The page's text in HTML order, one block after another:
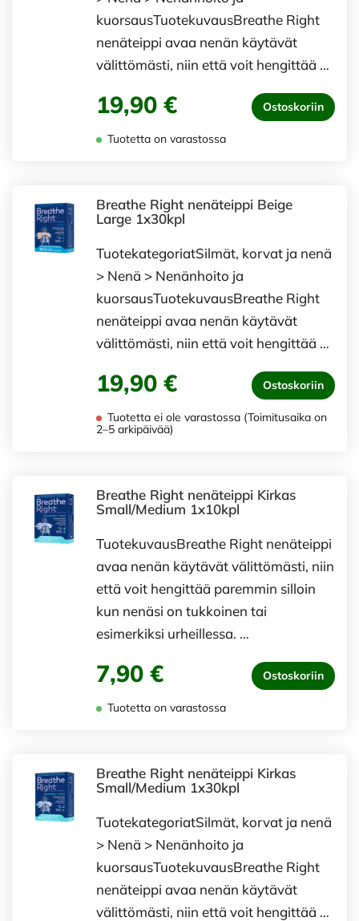
kuorsausTuotekuvausBreathe Right
nenäteippi avaa nenän käytävät
välittömästi, niin että voit hengittää …
19,90 € Ostoskoriin
Tuotetta on varastossa
Breathe Right nenäteippi Beige
Large 1x30kpl
TuotekategoriatSilmät, korvat ja nenä
> Nenä > Nenänhoito ja
kuorsausTuotekuvausBreathe Right
nenäteippi avaa nenän käytävät
välittömästi, niin että voit hengittää …
19,90 € Ostoskoriin
Tuotetta ei ole varastossa (Toimitusaika on
2–5 arkipäivää)
Breathe Right nenäteippi Kirkas
Small/Medium 1x10kpl
TuotekuvausBreathe Right nenäteippi
avaa nenän käytävät välittömästi, niin
että voit hengittää paremmin silloin
kun nenäsi on tukkoinen tai
esimerkiksi urheillessa. …
7,90 € Ostoskoriin
Tuotetta on varastossa
Breathe Right nenäteippi Kirkas
Small/Medium 1x30kpl
TuotekategoriatSilmät, korvat ja nenä
> Nenä > Nenänhoito ja
kuorsausTuotekuvausBreathe Right
nenäteippi avaa nenän käytävät
välittömästi, niin että voit hengittää …